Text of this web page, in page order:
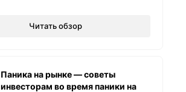
Читать обзор
Паника на рынке — советы
инвесторам во время паники на